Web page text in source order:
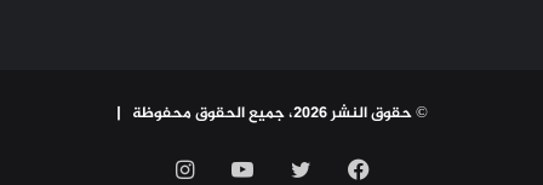
© حقوق النشر 2026، جميع الحقوق محفوظة |
فيسبوك تويتر يوتيوب